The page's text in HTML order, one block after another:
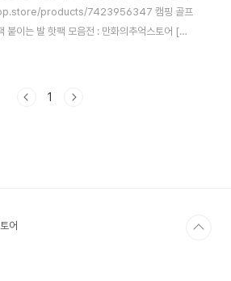
products/7423956347 캠핑 골프
붙이는 발 핫팩 모음전 : 만화의추억스토어 [만
캠핑용품 smartstore.naver.com 캠핑 골프
리한핫팩입니다 캠핑 골프 등산 손난로 군용핫팩
1
어